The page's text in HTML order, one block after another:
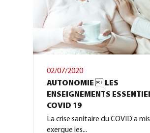
02/07/2020
AUTONOMIE  LES
ENSEIGNEMENTS
COVID 19
La crise sanitaire du COVID a
exergue les...